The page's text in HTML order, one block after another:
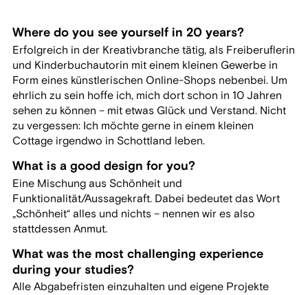
Where do you see yourself in 20 years?
Erfolgreich in der Kreativbranche tätig, als Freiberuflerin
und Kinderbuchautorin mit einem kleinen Gewerbe in
Form eines künstlerischen Online-Shops nebenbei. Um
ehrlich zu sein hoffe ich, mich dort schon in 10 Jahren
sehen zu können – mit etwas Glück und Verstand. Nicht
zu vergessen: Ich möchte gerne in einem kleinen
Cottage irgendwo in Schottland leben.
What is a good design for you?
Eine Mischung aus Schönheit und
Funktionalität/Aussagekraft. Dabei bedeutet das Wort
„Schönheit“ alles und nichts – nennen wir es also
stattdessen Anmut.
What was the most challenging experience
during your studies?
Alle Abgabefristen einzuhalten und eigene Projekte